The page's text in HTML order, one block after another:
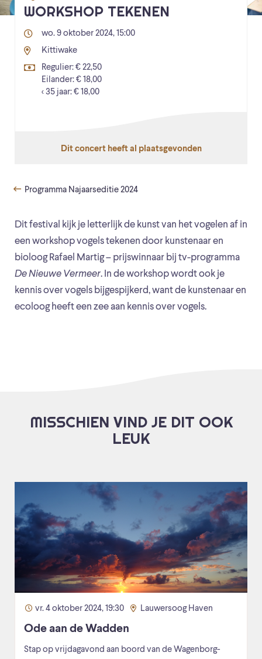
Dit festival kijk je letterlijk de kunst van het vogelen af in
een workshop vogels tekenen door kunstenaar en
bioloog Rafael Martig – prijswinnaar bij tv-programma
De Nieuwe Vermeer. In de workshop wordt ook je
kennis over vogels bijgespijkerd, want de kunstenaar en
ecoloog heeft een zee aan kennis over vogels.
WORKSHOP TEKENEN
wo. 9 oktober 2024, 15:00
Kittiwake
Regulier: € 22,50
Eilander: € 18,00
< 35 jaar: € 18,00
Dit concert heeft al plaatsgevonden
Programma Najaarseditie 2024
MISSCHIEN VIND JE DIT OOK
LEUK
vr. 4 oktober 2024, 19:30 Lauwersoog Haven
Ode aan de Wadden
Stap op vrijdagavond aan boord van de Wagenborg-